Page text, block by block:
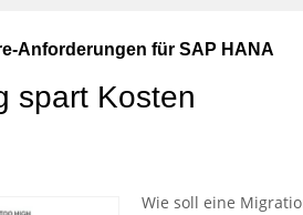
Anforderungen für SAP HANA
spart Kosten
Wie soll eine